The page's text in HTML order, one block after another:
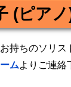
(ピア
持ちのソリ
ムよりご連絡